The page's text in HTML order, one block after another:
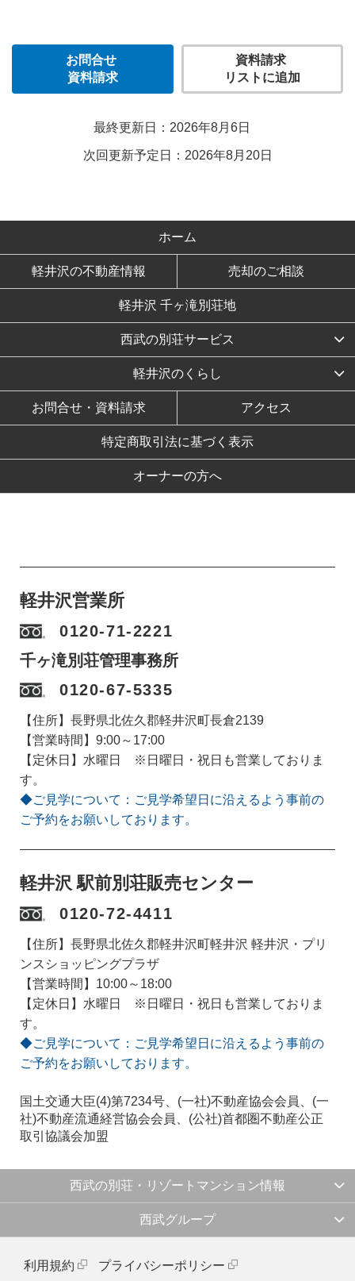
お問合せ
資料請求
資料請求
リストに追加
最終更新日：2026年8月6日
次回更新予定日：2026年8月20日
ホーム
軽井沢の不動産情報 売却のご相談
軽井沢 千ヶ滝別荘地
西武の別荘サービス
軽井沢のくらし
お問合せ・資料請求 アクセス
特定商取引法に基づく表示
オーナーの方へ
軽井沢営業所
0120-71-2221
千ヶ滝別荘管理事務所
0120-67-5335
【住所】長野県北佐久郡軽井沢町長倉2139
【営業時間】9:00～17:00
【定休日】水曜日 ※日曜日・祝日も営業しておりま
す。
◆ご見学について：ご見学希望日に沿えるよう事前の
ご予約をお願いしております。
軽井沢 駅前別荘販売センター
0120-72-4411
【住所】長野県北佐久郡軽井沢町軽井沢 軽井沢・プリ
ンスショッピングプラザ
【営業時間】10:00～18:00
【定休日】水曜日 ※日曜日・祝日も営業しておりま
す。
◆ご見学について：ご見学希望日に沿えるよう事前の
ご予約をお願いしております。
国土交通大臣(4)第7234号、(一社)不動産協会会員、(一
社)不動産流通経営協会会員、(公社)首都圏不動産公正
取引協議会加盟
西武の別荘・リゾートマンション情報
西武グループ
利用規約 プライバシーポリシー